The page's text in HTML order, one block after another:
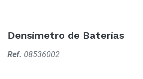
Densímetro de Baterías
Ref. 08536002